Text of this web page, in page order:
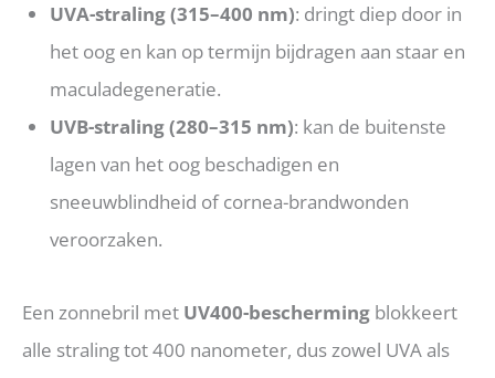
UVA-straling (315–400 nm): dringt diep door in
het oog en kan op termijn bijdragen aan staar en
maculadegeneratie.
UVB-straling (280–315 nm): kan de buitenste
lagen van het oog beschadigen en
sneeuwblindheid of cornea-brandwonden
veroorzaken.
Een zonnebril met UV400-bescherming blokkeert
alle straling tot 400 nanometer, dus zowel UVA als